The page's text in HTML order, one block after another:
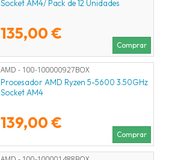
Socket AM4/ Pack de 12 Unidades
135,00 €
Comprar
AMD - 100-100000927BOX
Procesador AMD Ryzen 5-5600 3.50GHz
Socket AM4
139,00 €
Comprar